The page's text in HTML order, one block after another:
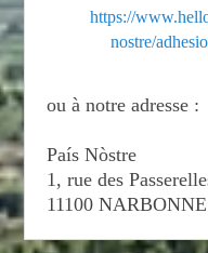
https://
nostre/
ou à notre adresse :
País Nòstre
1, rue des
11100 NARBONNE